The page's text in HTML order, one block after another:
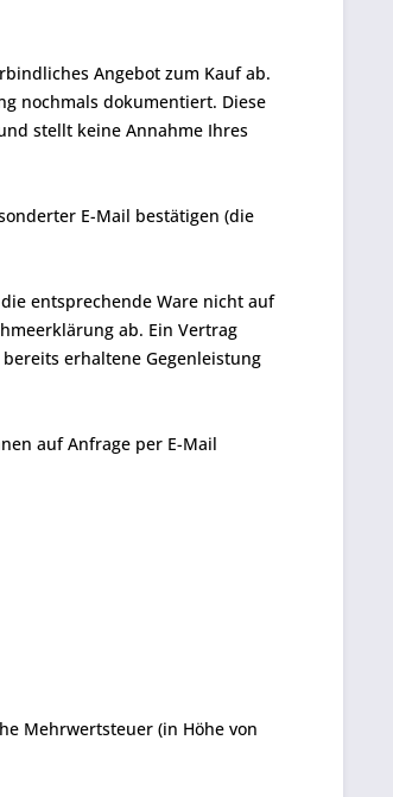
Angebot zum Kauf ab.
nochmals dokumentiert. Diese
stellt keine Annahme Ihres
E-Mail bestätigen (die
entsprechende Ware nicht auf
ab. Ein Vertrag
erhaltene Gegenleistung
auf Anfrage per E-Mail
Mehrwertsteuer (in Höhe von